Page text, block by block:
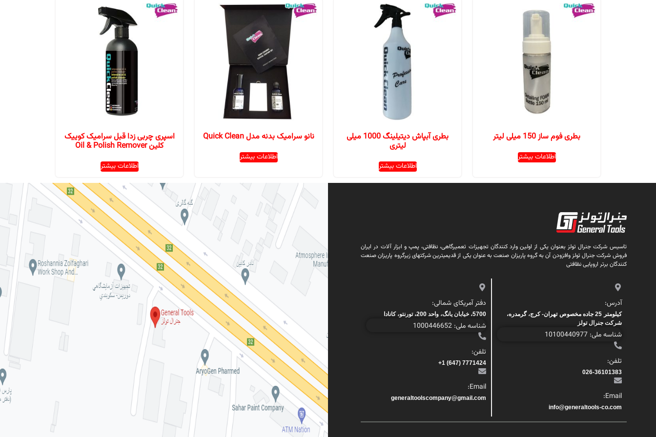
بطری فوم ساز 150 میلی لیتر
اطلاعات بیشتر
بطری آبپاش دیتیلینگ 1000 میلی
لیتری
اطلاعات بیشتر
نانو سرامیک بدنه مدل Quick Clean
اطلاعات بیشتر
اسپرى چربی زدا قبل سراميک کوییک
کلین Oil & Polish Remover
اطلاعات بیشتر
تاسیس شرکت جنرال تولز بعنوان یکی از اولین وارد کنندگان تجهیزات تعمیرگاهی، نظافتی، پمپ و ابزار آلات در ایران
فروش شرکت جنرال تولز وافزودن آن به گروه پاریزان صنعت به عنوان یکی از قدیمیترین شرکتهای زیرگروه پاریزان صنعت
کنندگان برتر اروپایی نظافتی
آدرس:
کیلومتر 25 جاده مخصوص تهران- کرج، گرمدره،
شرکت جنرال تولز
شناسه ملی: 10100440977
تلفن:
026-36101383
Email:
info@generaltools-co.com
دفتر آمریکای شمالی:
5700، خیابان یانگ، واحد 200، تورنتو، کانادا
شناسه ملی: 1000446652
تلفن:
7771424 (647) 1+
Email:
generaltoolscompany@gmail.com